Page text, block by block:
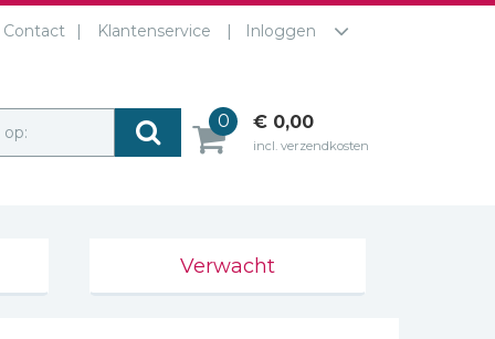
Contact Klantenservice Inloggen
0 € 0,00
incl. verzendkosten
Verwacht